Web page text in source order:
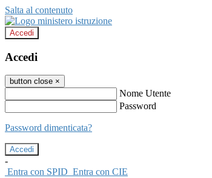
Salta al contenuto
Accedi
Accedi
button close ×
Nome Utente
Password
Password dimenticata?
-
Entra con SPID Entra con CIE